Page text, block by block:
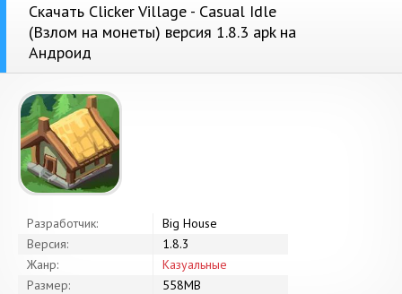
Скачать Clicker Village - Casual Idle
(Взлом на монеты) версия 1.8.3 apk на
Андроид
Разработчик:
Big House
Версия:
1.8.3
Жанр:
Казуальные
Размер:
558MB